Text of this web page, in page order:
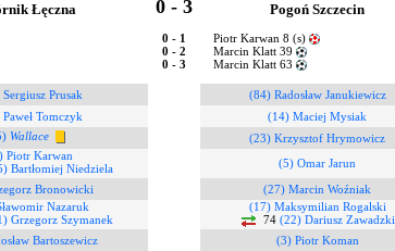
Łęczna 0 - 3 Pogoń Szczecin
0 - 1
Piotr Karwan 8 (s)
0 - 2
Marcin Klatt 39
0 - 3
Marcin Klatt 63
Prusak
(84) Radosław Janukiewicz
Tomczyk
(14) Maciej Mysiak
Wallace
(23) Krzysztof Hrymowicz
Piotr Karwan
Bartłomiej Niedziela
(5) Omar Jarun
Bronowicki
(27) Marcin Woźniak
Nazaruk
Grzegorz Szymanek
(17) Maksymilian Rogalski
74 (22) Dariusz Zawadzki
Bartoszewicz
(3) Piotr Koman